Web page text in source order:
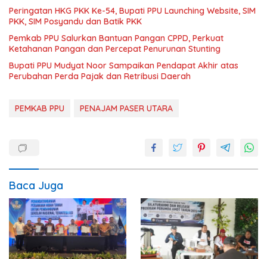
Peringatan HKG PKK Ke-54, Bupati PPU Launching Website, SIM
PKK, SIM Posyandu dan Batik PKK
Pemkab PPU Salurkan Bantuan Pangan CPPD, Perkuat
Ketahanan Pangan dan Percepat Penurunan Stunting
Bupati PPU Mudyat Noor Sampaikan Pendapat Akhir atas
Perubahan Perda Pajak dan Retribusi Daerah
PEMKAB PPU PENAJAM PASER UTARA
Baca Juga